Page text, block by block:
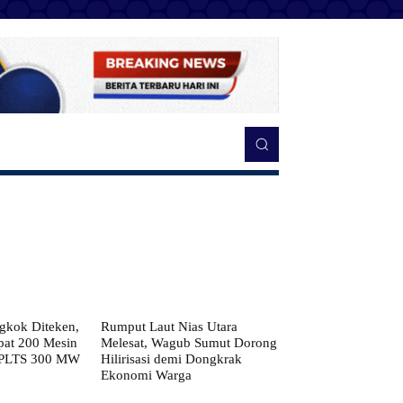
Diteken,
200 Mesin
300 MW
Rumput Laut Nias Utara
Melesat, Wagub Sumut Dorong
Hilirisasi demi Dongkrak
Ekonomi Warga